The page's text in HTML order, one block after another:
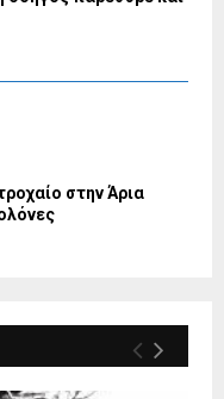
στην Άρια